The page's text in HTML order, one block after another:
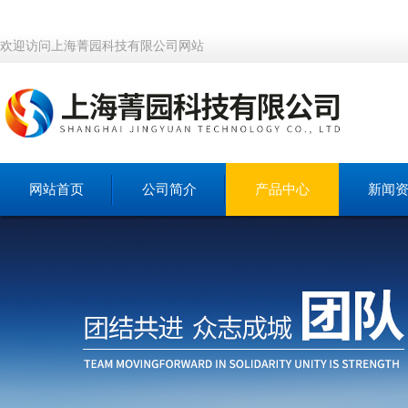
欢迎访问上海菁园科技有限公司网站
网站首页 公司简介 产品中心 新闻